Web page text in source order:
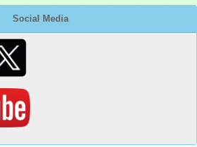
Social Media